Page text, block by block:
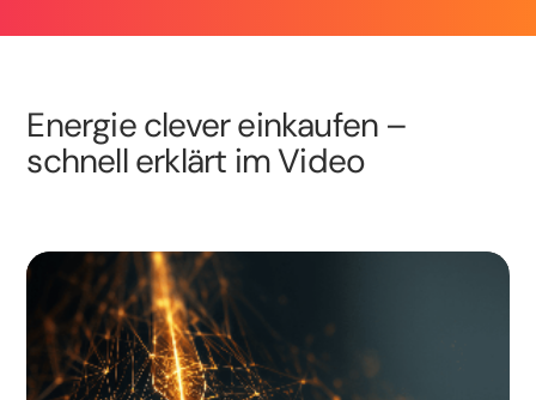
Energie clever einkaufen –
schnell erklärt im Video